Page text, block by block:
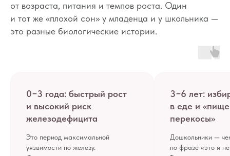
от возраста, питания и темпов роста. Один
и тот же «плохой сон» у младенца и у школьника —
это разные биологические истории.
0−3 года: быстрый рост
и высокий риск
железодефицита
Это период максимальной
уязвимости по железу.
3−6 лет:
в еде и
перекосы»
Дошкольники —
по фразе «это я не